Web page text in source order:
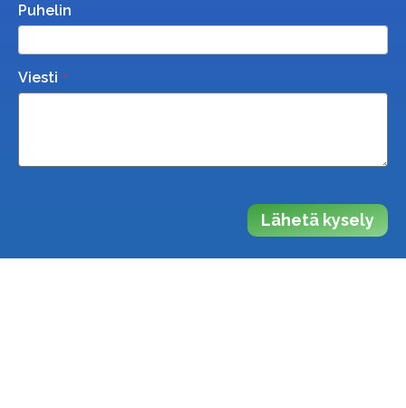
Puhelin
Viesti
Lähetä kysely